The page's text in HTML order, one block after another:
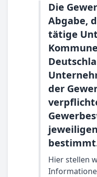
Die
Abgabe,
tätige
der
Hier stellen